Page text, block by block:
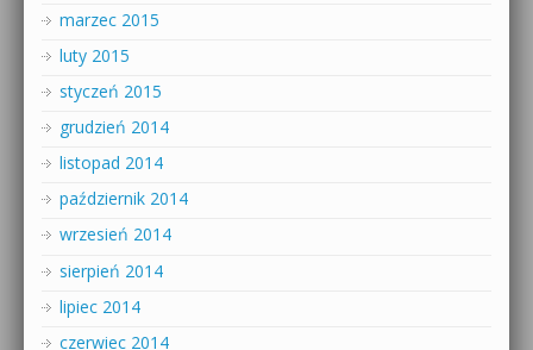
marzec 2015
luty 2015
styczeń 2015
grudzień 2014
listopad 2014
październik 2014
wrzesień 2014
sierpień 2014
lipiec 2014
czerwiec 2014